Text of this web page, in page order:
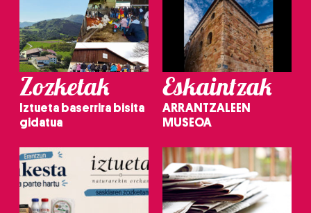
Zozketak
Iztueta baserrira bisita
gidatua
Eskaintzak
ARRANTZALEEN
MUSEOA